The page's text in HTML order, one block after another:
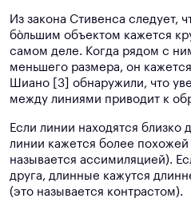
Из закона Стивенса следует,
бо̀льшим объектом кажется
самом деле. Когда рядом с
меньшего размера, он
Шиано [3] обнаружили, что
между линиями приводит к
Если линии находятся близко
линии кажется более
называется ассимиляцией).
друга, длинные кажутся
(это называется контрастом).